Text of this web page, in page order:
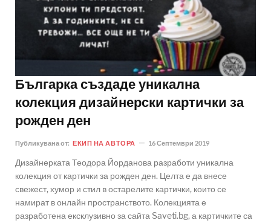
Българка създаде уникална
колекция дизайнерски картички за
рожден ден
Публикувана от: ЕКИП НА АВТОРА 16 Септември 2019
Дизайнерката Теодора Йорданова разработи уникална
колекция от картички за рожден ден. Целта е да внесе
свежест, хумор и стил в остарелите картички, които се
намират в онлайн пространството. Колекцията е
разработена ексклузивно за сайта Saveti.bg, а картичките са